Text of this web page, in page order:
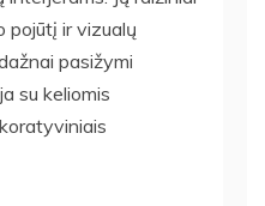
pojūtį ir vizualų
pasižymi
su keliomis